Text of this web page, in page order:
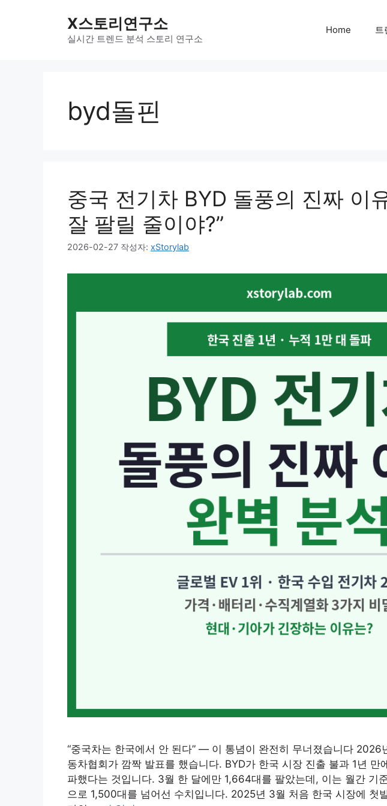
X스토리연구소
실시간 트렌드 분석 스토리 연구소
Home 트
byd돌핀
중국 전기차 BYD 돌풍의 진짜 이
잘 팔릴 줄이야?”
2026-02-27 작성자: xStorylab
“중국차는 한국에서 안 된다” — 이 통념이 완전히 무너졌습니다 2026
동차협회가 깜짝 발표를 했습니다. BYD가 한국 시장 진출 불과 1년 만
파했다는 것입니다. 3월 한 달에만 1,664대를 팔았는데, 이는 월간 기
으로 1,500대를 넘어선 수치입니다. 2025년 3월 처음 한국 시장에 첫